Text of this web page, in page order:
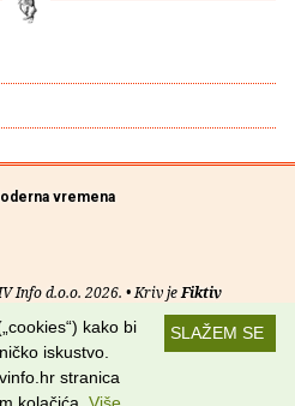
vremena
Info d.o.o. 2026. • Kriv jeFiktiv
korištenja•RSS kanali
nas na:
SLAŽEM SE
kako bi
iskustvo.
stranica